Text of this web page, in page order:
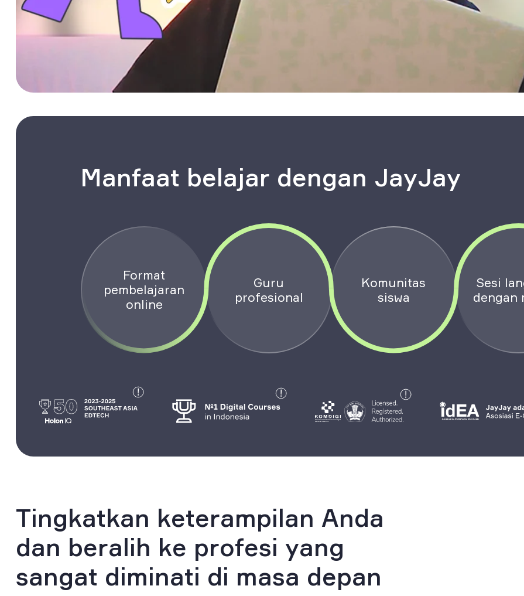
Manfaat belajar dengan JayJay
Format
pembelajaran
online
Guru
profesional
Komunitas
siswa
Sesi
dengan
Tingkatkan keterampilan Anda
dan beralih ke profesi yang
sangat diminati di masa depan